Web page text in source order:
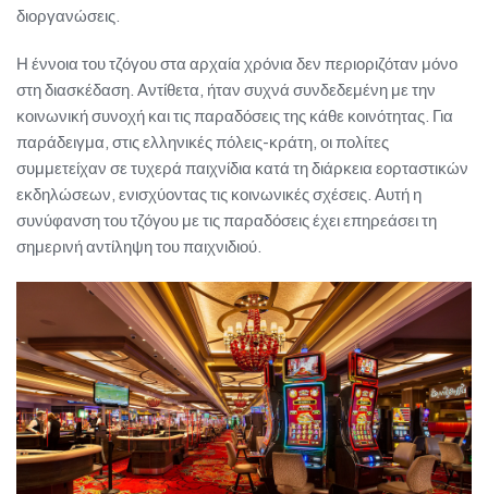
διοργανώσεις.
Η έννοια του τζόγου στα αρχαία χρόνια δεν περιοριζόταν μόνο
στη διασκέδαση. Αντίθετα, ήταν συχνά συνδεδεμένη με την
κοινωνική συνοχή και τις παραδόσεις της κάθε κοινότητας. Για
παράδειγμα, στις ελληνικές πόλεις-κράτη, οι πολίτες
συμμετείχαν σε τυχερά παιχνίδια κατά τη διάρκεια εορταστικών
εκδηλώσεων, ενισχύοντας τις κοινωνικές σχέσεις. Αυτή η
συνύφανση του τζόγου με τις παραδόσεις έχει επηρεάσει τη
σημερινή αντίληψη του παιχνιδιού.